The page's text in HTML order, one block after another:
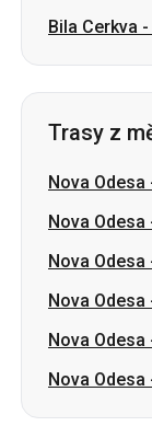
Bila Cerkva -
Trasy z
Nova Odesa
Nova Odesa
Nova Odesa
Nova Odesa
Nova Odesa
Nova Odesa